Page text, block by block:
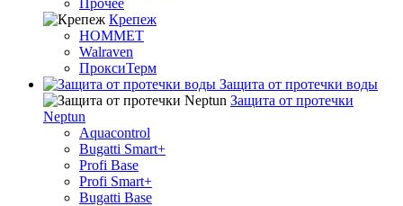
Прочее
Крепеж
HOMMET
Walraven
ПроксиТерм
Защита от протечки воды
Защита от протечки
Neptun
Aquacontrol
Bugatti Smart+
Profi Base
Profi Smart+
Bugatti Base